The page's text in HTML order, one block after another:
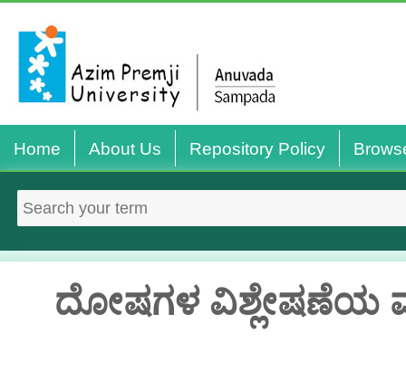
Home About Us Repository Policy
ದೋಷಗಳ ವಿಶ್ಲೇಷಣೆಯ